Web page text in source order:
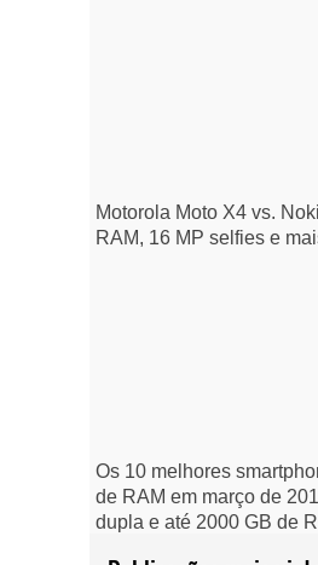
Motorola Moto X4 vs.
RAM, 16 MP selfies e
Os 10 melhores
de RAM em março de
dupla e até 2000 GB de